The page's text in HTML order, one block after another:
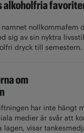
alkoholfria
namnet nollkommafem
sig av sin nyktra
dryck till semestern.
om
har inte hängt
medier är svår att
lagen, visar